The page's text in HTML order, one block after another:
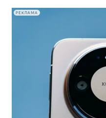
РЕКЛАМА